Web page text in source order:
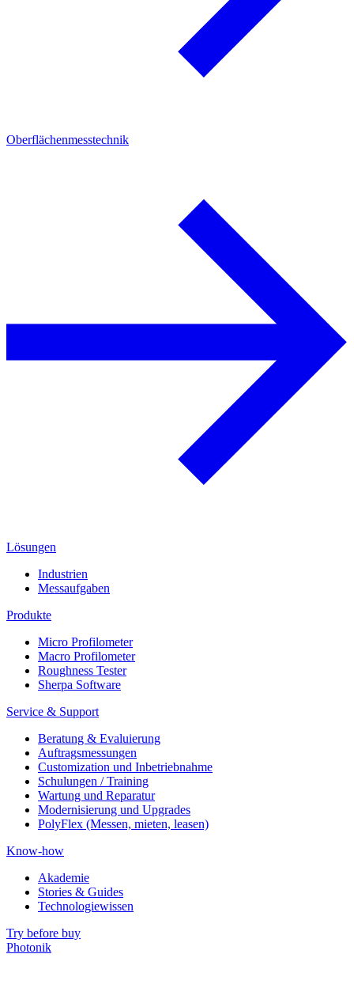
Oberflächenmesstechnik
Lösungen
Industrien
Messaufgaben
Produkte
Micro Profilometer
Macro Profilometer
Roughness Tester
Sherpa Software
Service & Support
Beratung & Evaluierung
Auftragsmessungen
Customization und Inbetriebnahme
Schulungen / Training
Wartung und Reparatur
Modernisierung und Upgrades
PolyFlex (Messen, mieten, leasen)
Know-how
Akademie
Stories & Guides
Technologiewissen
Try before buy
Photonik